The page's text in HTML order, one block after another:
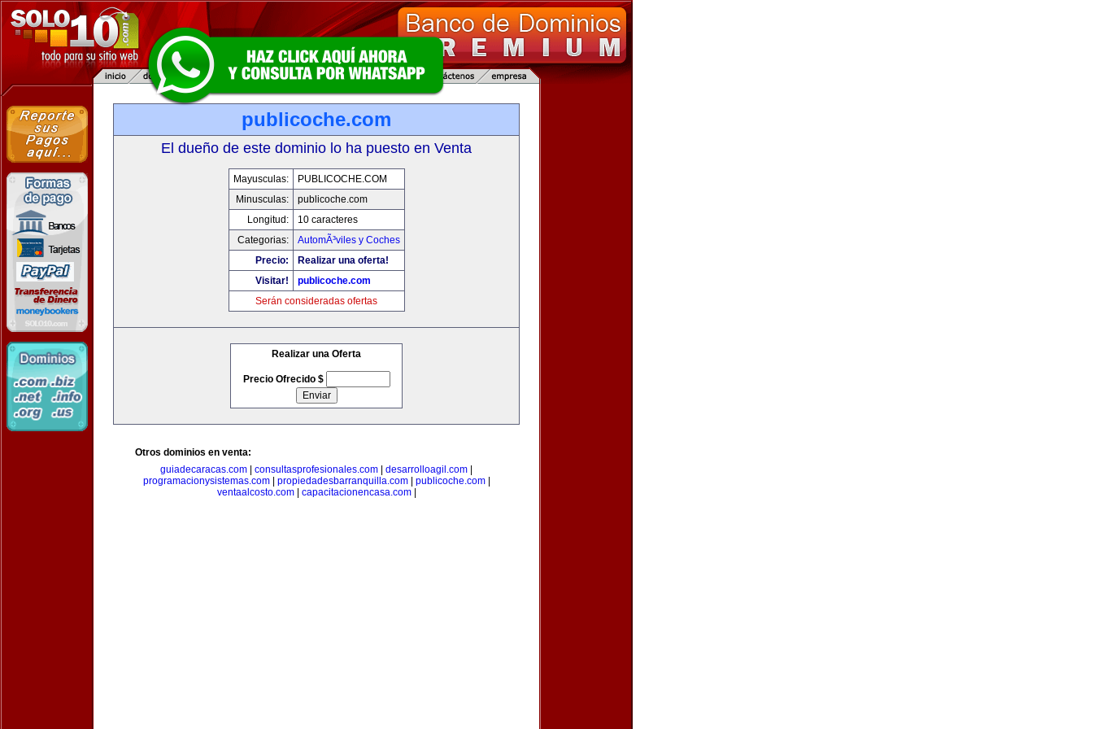
publicoche.com
El dueño de este dominio lo ha puesto en Venta
Mayusculas:
PUBLICOCHE.COM
Minusculas:
publicoche.com
Longitud:
10 caracteres
Categorias:
AutomÃ³viles y Coches
Precio:
Realizar una oferta!
Visitar!
publicoche.com
Serán consideradas ofertas
Realizar una Oferta
Precio Ofrecido $
Otros dominios en venta:
guiadecaracas.com
consultasprofesionales.com desarrolloagil.com
programacionysistemas.com| propiedadesbarranquilla.com| publicoche.com|
ventaalcosto.com| capacitacionencasa.com|